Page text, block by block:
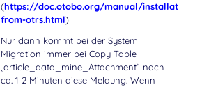
(https://doc.otobo.org/manual/installation/
from-otrs.html)
Nur dann kommt bei der System
Migration immer bei Copy Table
„article_data_mine_Attachment“ nach
ca. 1-2 Minuten diese Meldung. Wenn